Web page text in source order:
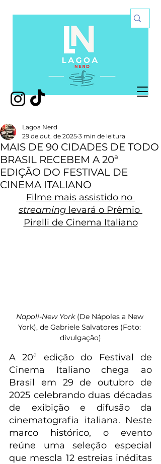
MAIS DE 90 CIDADES DE TODO
BRASIL RECEBEM A 20ª
EDIÇÃO DO FESTIVAL DE
CINEMA ITALIANO
Lagoa Nerd
29 de out. de 2025 3 min de leitura
Filme mais assistido no
streaming levará o Prêmio
Pirelli de Cinema Italiano
Napoli-New York (De Nápoles a New
York), de Gabriele Salvatores (Foto:
divulgação)
A 20ª edição do Festival de
Cinema Italiano chega ao
Brasil em 29 de outubro de
2025 celebrando duas décadas
de exibição e difusão da
cinematografia italiana. Neste
marco histórico, o evento
reúne uma seleção especial
que mescla 12 estreias inéditas